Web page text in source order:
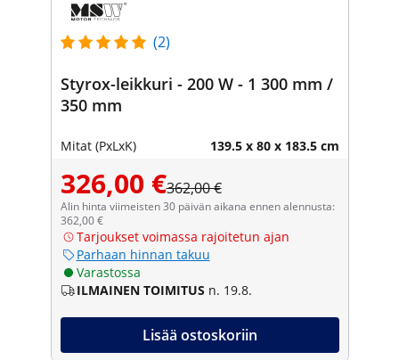
(2)
Styrox-leikkuri - 200 W - 1 300 mm /
350 mm
Mitat (PxLxK) 139.5 x 80 x 183.5 cm
326,00 €362,00 €
Alin hinta viimeisten 30 päivän aikana ennen alennusta:
362,00 €
Tarjoukset voimassa rajoitetun ajan
Parhaan hinnan takuu
Varastossa
ILMAINEN TOIMITUS n. 19.8.
Lisää ostoskoriin